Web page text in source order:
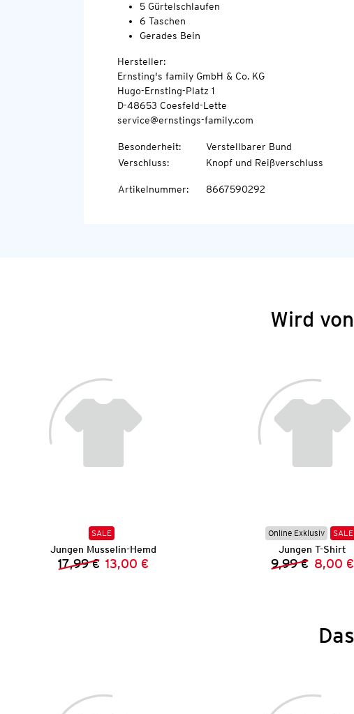
5 Gürtelschlaufen
6 Taschen
Gerades Bein
Hersteller:
Ernsting's family GmbH & Co. KG
Hugo-Ernsting-Platz 1
D-48653 Coesfeld-Lette
service@ernstings-family.com
Besonderheit:
Verstellbarer Bund
Verschluss: Knopf und Reißverschluss
Artikelnummer: 8667590292
Wird
SALE
Jungen Musselin-Hemd
Vorheriger Preis:
17,99 € Neuer Preis:
13,00 €
Online Exklusiv SALE
Jungen T-Shirt
9,99 € Neuer
8,00 €